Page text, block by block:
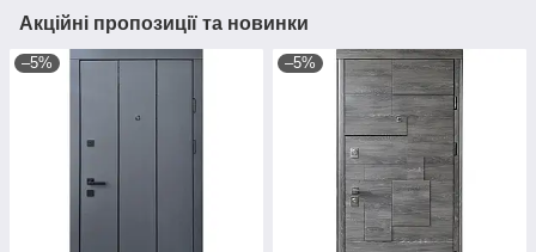
Акційні пропозиції та новинки
–5% –5%